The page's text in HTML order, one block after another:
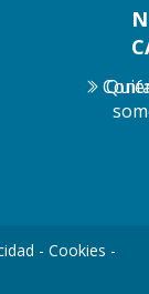
- Cookies -